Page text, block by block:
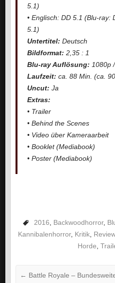
5.1)
• Englisch: DD 5.1 (Blu-ray:
5.1)
Untertitel: Deutsch
Bildformat: 2,35 : 1
Blu-ray Auflösung: 1080p
Laufzeit: ca. 88 Min. (ca.
Uncut: Ja
Extras:
• Trailer
• Behind the Scenes
• Video über Kameraarbeit
• Booklet (Mediabook)
• Poster (Mediabook)
2016 Backwoodhorror,
Kannibalenhorror, Kritik Review
Horde
← Battle Royale –